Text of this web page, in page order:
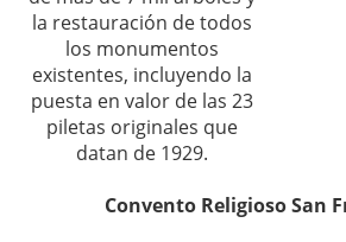
la restauración de todos
los monumentos
existentes, incluyendo la
puesta en valor de las 23
piletas originales que
datan de 1929.
Convento Religioso San